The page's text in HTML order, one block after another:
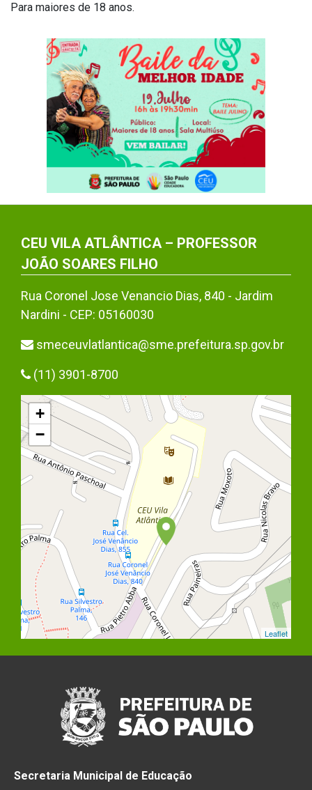
Para maiores de 18 anos.
CEU VILA ATLÂNTICA – PROFESSOR
JOÃO SOARES FILHO
Rua Coronel Jose Venancio Dias, 840 - Jardim
Nardini - CEP: 05160030
smeceuvlatlantica@sme.prefeitura.sp.gov.br
(11) 3901-8700
+
−
Leaflet
Secretaria Municipal de Educação